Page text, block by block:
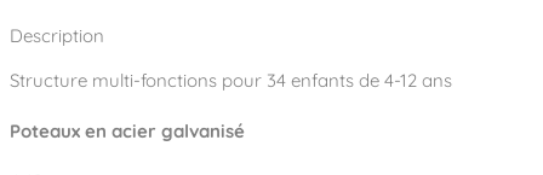
Nos engagements
Notre partenariat avec l’association Rêves de clown
Notre concept
Aires de jeux Bikini & Bermuda®
Jeux inclusifs
Description
Structure multi-fonctions pour 34 enfants de 4-12 ans
Poteaux en acier galvanisé